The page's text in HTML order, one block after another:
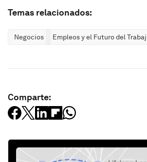
Temas relacionados:
Negocios Empleos y el Futuro del Trabajo
Comparte: